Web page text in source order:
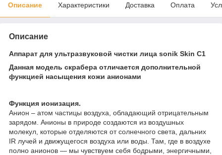
Описание Характеристики Доставка Оплата
Описание
Аппарат для ультразвуковой чистки лица sonik Skin C1
Данная модель скрабера отличается дополнительной
функцией насыщения кожи анионами
Функция ионизация.
Анион – атом частицы воздуха, обладающий отрицательным
зарядом. Анионы в природе создаются из воздушных
молекул, которые отделяются от солнечного света, дальних
IR лучей и движущегося воздуха или воды. Там, где в воздухе
полно анионов ― мы чувствуем себя бодрыми, энергичными,